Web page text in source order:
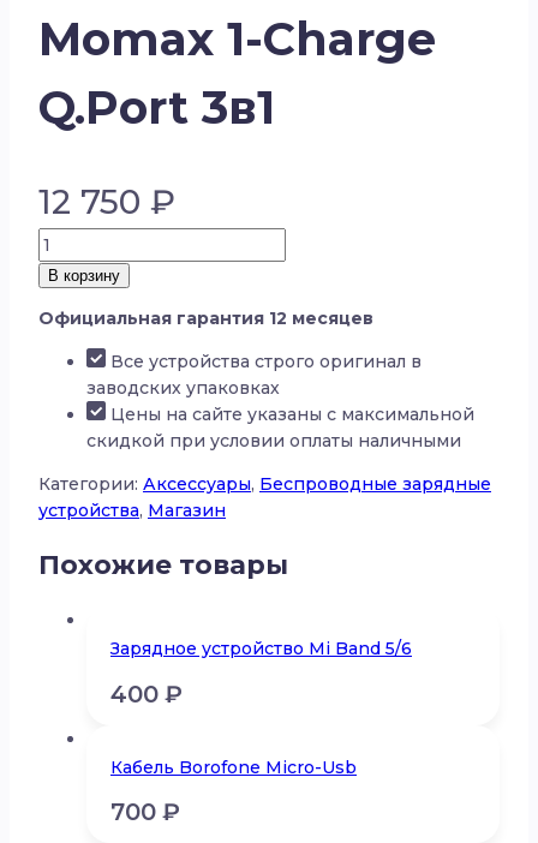
Momax 1-Charge
Q.Port 3в1
12 750 ₽
Количество
товара
Зарядная
станция
Momax
Charge
Q.Port
В корзину
Официальная гарантия 12 месяцев
Все устройства строго оригинал в
заводских упаковках
Цены на сайте указаны с максимальной
скидкой при условии оплаты наличными
Категории: Аксессуары, Беспроводные зарядные
устройства, Магазин
Похожие товары
Зарядное устройство Mi Band 5/6
400 ₽
Кабель Borofone Micro-Usb
700 ₽